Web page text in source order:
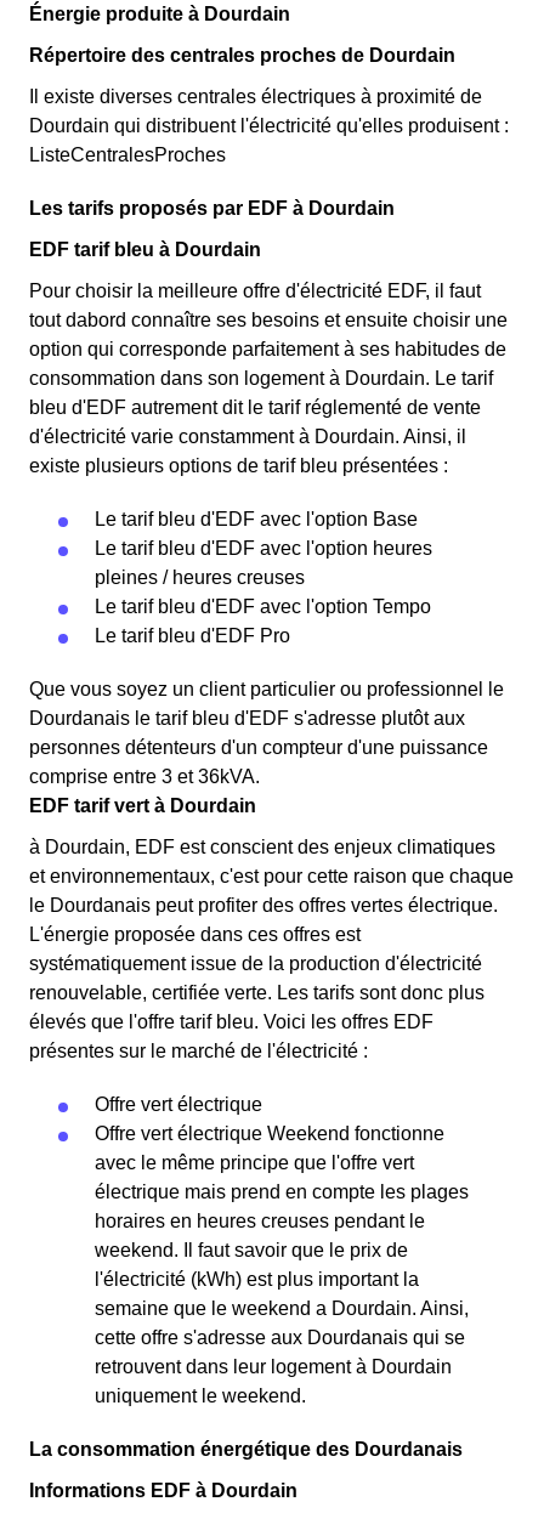
Énergie produite à Dourdain
Répertoire des centrales proches de Dourdain
Il existe diverses centrales électriques à proximité de
Dourdain qui distribuent l'électricité qu'elles produisent :
ListeCentralesProches
Les tarifs proposés par EDF à Dourdain
EDF tarif bleu à Dourdain
Pour choisir la meilleure offre d'électricité EDF, il faut
tout dabord connaître ses besoins et ensuite choisir une
option qui corresponde parfaitement à ses habitudes de
consommation dans son logement à Dourdain. Le tarif
bleu d'EDF autrement dit le tarif réglementé de vente
d'électricité varie constamment à Dourdain. Ainsi, il
existe plusieurs options de tarif bleu présentées :
Le tarif bleu d'EDF avec l'option Base
Le tarif bleu d'EDF avec l'option heures
pleines / heures creuses
Le tarif bleu d'EDF avec l'option Tempo
Le tarif bleu d'EDF Pro
Que vous soyez un client particulier ou professionnel le
Dourdanais le tarif bleu d'EDF s'adresse plutôt aux
personnes détenteurs d'un compteur d'une puissance
comprise entre 3 et 36kVA.
EDF tarif vert à Dourdain
à Dourdain, EDF est conscient des enjeux climatiques
et environnementaux, c'est pour cette raison que chaque
le Dourdanais peut profiter des offres vertes électrique.
L'énergie proposée dans ces offres est
systématiquement issue de la production d'électricité
renouvelable, certifiée verte. Les tarifs sont donc plus
élevés que l'offre tarif bleu. Voici les offres EDF
présentes sur le marché de l'électricité :
Offre vert électrique
Offre vert électrique Weekend fonctionne
avec le même principe que l'offre vert
électrique mais prend en compte les plages
horaires en heures creuses pendant le
weekend. Il faut savoir que le prix de
l'électricité (kWh) est plus important la
semaine que le weekend a Dourdain. Ainsi,
cette offre s'adresse aux Dourdanais qui se
retrouvent dans leur logement à Dourdain
uniquement le weekend.
La consommation énergétique des Dourdanais
Informations EDF à Dourdain